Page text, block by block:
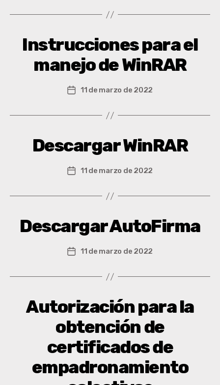
Instrucciones para el
manejo de WinRAR
11 de marzo de 2022
Descargar WinRAR
11 de marzo de 2022
Descargar AutoFirma
11 de marzo de 2022
Autorización para la
obtención de
certificados de
empadronamiento